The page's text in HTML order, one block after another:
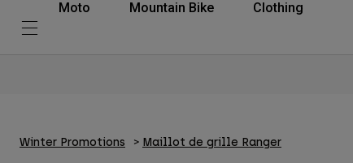
Moto Mountain Bike Clothing
Winter Promotions Maillot de grille Ranger